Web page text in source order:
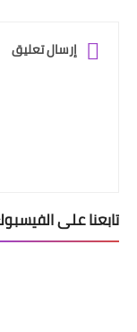
إرسال تعليق
تابعنا على